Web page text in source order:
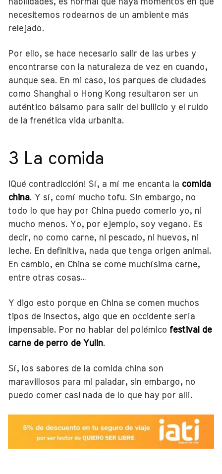
habilidades, es normal que haya momentos en que
necesitemos rodearnos de un ambiente más
relejado.
Por ello, se hace necesario salir de las urbes y
encontrarse con la naturaleza de vez en cuando,
aunque sea. En mi caso, los parques de ciudades
como Shanghai o Hong Kong resultaron ser un
auténtico bálsamo para salir del bullicio y el ruido
de la frenética vida urbanita.
3 La comida
¡Qué contradicción! Sí, a mí me encanta la comida
china. Y sí, comí mucho tofu. Sin embargo, no
todo lo que hay por China puedo comerlo yo, ni
mucho menos. Yo, por ejemplo, soy vegano. Es
decir, no como carne, ni pescado, ni huevos, ni
leche. En definitiva, nada que tenga origen animal.
En cambio, en China se come muchísima carne,
entre otras cosas…
Y digo esto porque en China se comen muchos
tipos de insectos, algo que en occidente sería
impensable. Por no hablar del polémico festival de
carne de perro de Yulin.
Sí, los sabores de la comida china son
maravillosos para mi paladar, sin embargo, no
puedo comer casi nada de lo que hay por allí.